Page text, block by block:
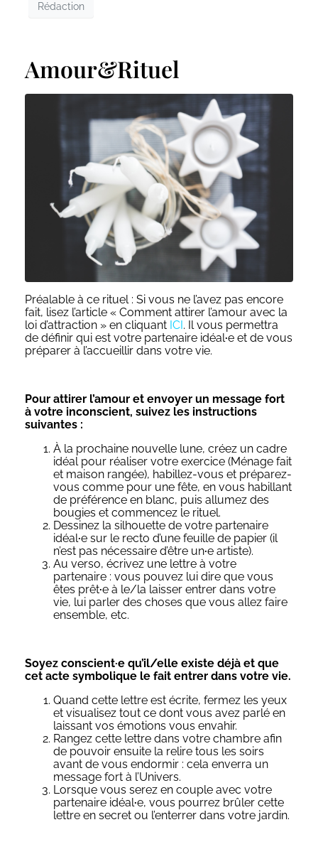
Rédaction
Amour&Rituel
Préalable à ce rituel : Si vous ne l’avez pas encore
fait, lisez l’article « Comment attirer l’amour avec la
loi d’attraction » en cliquant ICI. Il vous permettra
de définir qui est votre partenaire idéal·e et de vous
préparer à l’accueillir dans votre vie.
Pour attirer l’amour et envoyer un message fort
à votre inconscient, suivez les instructions
suivantes :
À la prochaine nouvelle lune, créez un cadre
idéal pour réaliser votre exercice (Ménage fait
et maison rangée), habillez-vous et préparez-
vous comme pour une fête, en vous habillant
de préférence en blanc, puis allumez des
bougies et commencez le rituel.
Dessinez la silhouette de votre partenaire
idéal·e sur le recto d’une feuille de papier (il
n’est pas nécessaire d’être un·e artiste).
Au verso, écrivez une lettre à votre
partenaire : vous pouvez lui dire que vous
êtes prêt·e à le/la laisser entrer dans votre
vie, lui parler des choses que vous allez faire
ensemble, etc.
Soyez conscient·e qu’il/elle existe déjà et que
cet acte symbolique le fait entrer dans votre vie.
Quand cette lettre est écrite, fermez les yeux
et visualisez tout ce dont vous avez parlé en
laissant vos émotions vous envahir.
Rangez cette lettre dans votre chambre afin
de pouvoir ensuite la relire tous les soirs
avant de vous endormir : cela enverra un
message fort à l’Univers.
Lorsque vous serez en couple avec votre
partenaire idéal·e, vous pourrez brûler cette
lettre en secret ou l’enterrer dans votre jardin.